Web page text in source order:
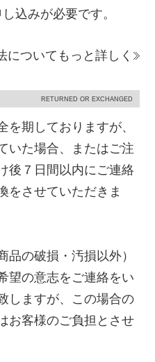
込みが必要です。
についてもっと詳しく
RETURNED OR EXCHANGED
を期しておりますが、
いた場合、またはご注
後７日間以内にご連絡
をさせていただきま
品の破損・汚損以外）
望の意志をご連絡をい
しますが、この場合の
お客様のご負担とさせ